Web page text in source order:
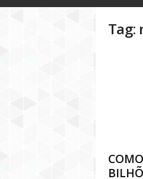
o
Tag: